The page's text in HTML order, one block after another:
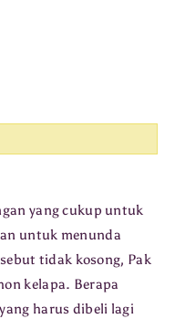
yang cukup untuk
untuk menunda
tidak kosong, Pak
kelapa. Berapa
harus dibeli lagi